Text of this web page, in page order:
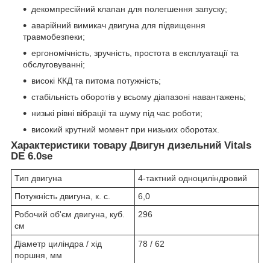
декомпресійний клапан для полегшення запуску;
аварійний вимикач двигуна для підвищення
травмобезпеки;
ергономічність, зручність, простота в експлуатації та
обслуговуванні;
високі ККД та питома потужність;
стабільність оборотів у всьому діапазоні навантажень;
низькі рівні вібрації та шуму під час роботи;
високий крутний момент при низьких оборотах.
Характеристики товару Двигун дизельний Vitals
DE 6.0se
Тип двигуна
4-тактний одноциліндровий
Потужність двигуна, к. с.
6,0
Робочий об'єм двигуна, куб.
см
296
Діаметр циліндра / хід
поршня, мм
78 / 62